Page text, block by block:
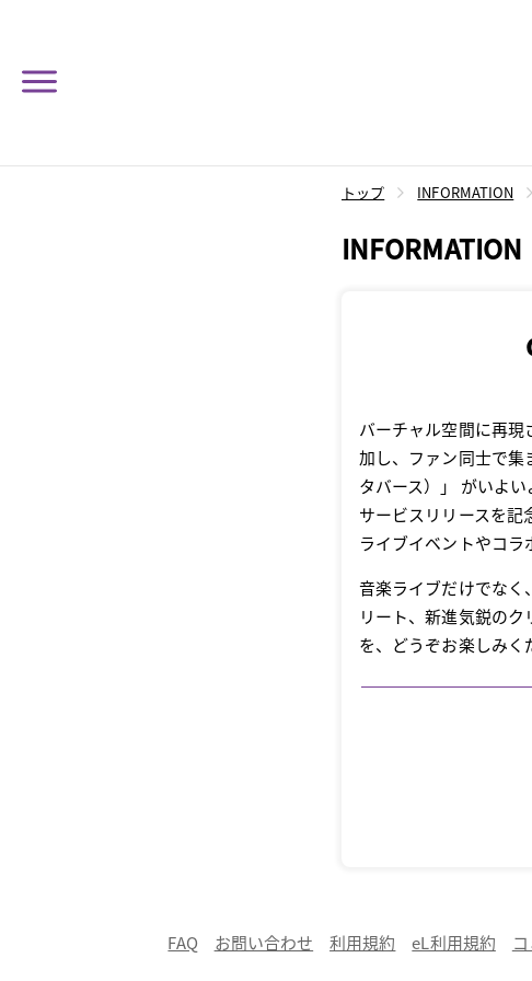
トップ INFORMATION
INFORMATION
バーチャル空間に再
加し、ファン同士で集
タバース）」 がいよい
サービスリリースを記
ライブイベントやコラ
音楽ライブだけでなく
リート、新進気鋭の
を、どうぞお楽しみく
FAQ お問い合わせ 利用規約 eL利用規約